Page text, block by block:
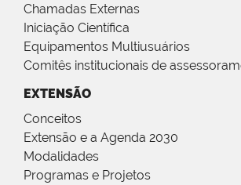
Chamadas Externas
Iniciação Científica
Equipamentos Multiusuários
Comitês institucionais de
EXTENSÃO
Conceitos
Extensão e a Agenda 2030
Modalidades
Programas e Projetos